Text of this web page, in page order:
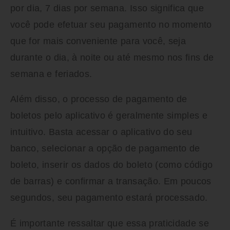
por dia, 7 dias por semana. Isso significa que
você pode efetuar seu pagamento no momento
que for mais conveniente para você, seja
durante o dia, à noite ou até mesmo nos fins de
semana e feriados.
Além disso, o processo de pagamento de
boletos pelo aplicativo é geralmente simples e
intuitivo. Basta acessar o aplicativo do seu
banco, selecionar a opção de pagamento de
boleto, inserir os dados do boleto (como código
de barras) e confirmar a transação. Em poucos
segundos, seu pagamento estará processado.
É importante ressaltar que essa praticidade se